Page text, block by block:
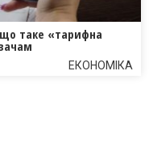
таке «тарифна
ЕКОНОМІКА